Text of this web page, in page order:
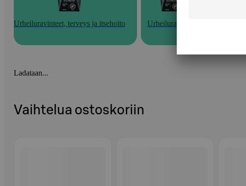
Urheiluravinteet, terveys ja itsehoito Urheiluravinteet
Ladataan...
Vaihtelua ostoskoriin